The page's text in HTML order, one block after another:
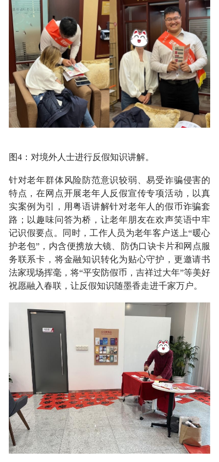
图4：对境外人士进行反假知识讲解。
针对老年群体风险防范意识较弱、易受诈骗侵害的
特点，在网点开展老年人反假宣传专项活动，以真
实案例为引，用粤语讲解针对老年人的假币诈骗套
路；以趣味问答为桥，让老年朋友在欢声笑语中牢
记识假要点。同时，工作人员为老年客户送上“暖心
护老包”，内含便携放大镜、防伪口诀卡片和网点服
务联系卡，将金融知识转化为贴心守护，更邀请书
法家现场挥毫，将“平安防假币，吉祥过大年”等美好
祝愿融入春联，让反假知识随墨香走进千家万户。